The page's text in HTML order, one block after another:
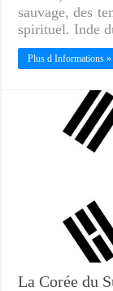
sauvage, des
spirituel. Inde
Plus d Informations »
La Corée du